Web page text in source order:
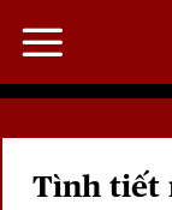
qua
dung
Tình tiết